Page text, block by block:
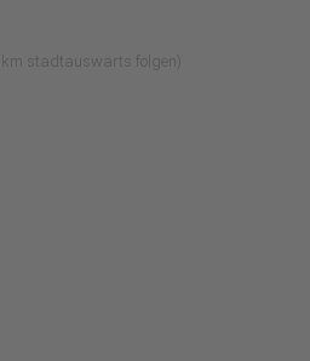
stadtauswärts folgen)